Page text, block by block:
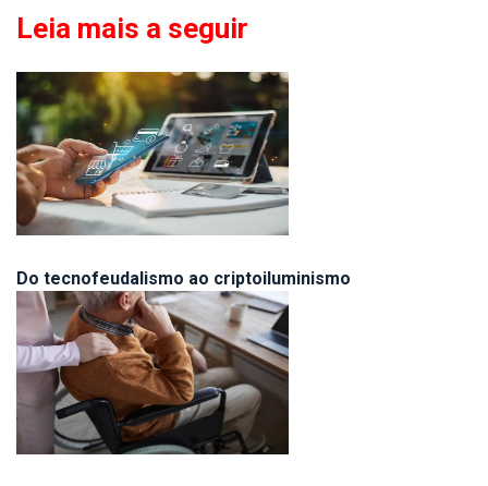
Leia mais a seguir
Do tecnofeudalismo ao criptoiluminismo